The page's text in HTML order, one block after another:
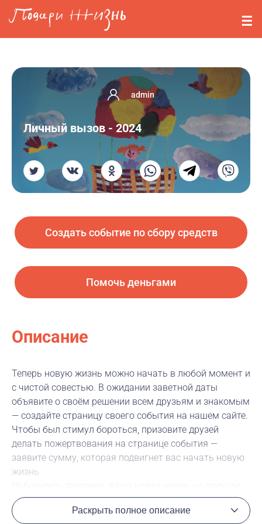
Перейти к основному содержанию
События
О нас
Вопросы
Войти
Регистрация
admin
Личный вызов - 2024
Создать событие по сбору средств
Помочь деньгами
Описание
Теперь новую жизнь можно начать в любой момент и
с чистой совестью. В ожидании заветной даты
объявите о своём решении всем друзьям и знакомым
— создайте страницу своего события на нашем сайте.
Чтобы был стимул бороться, призовите друзей
делать пожертвования на странице события —
заявите сумму, которая подвигнет вас начать новую
жизнь.
надо только дождаться, пока все деньги будут
собраны.
Раскрыть полное описание